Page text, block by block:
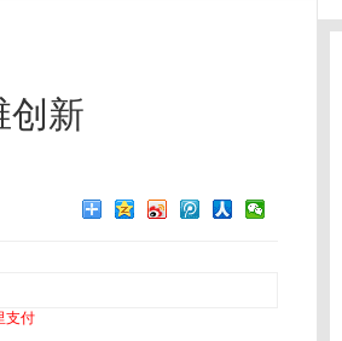
创新
支付